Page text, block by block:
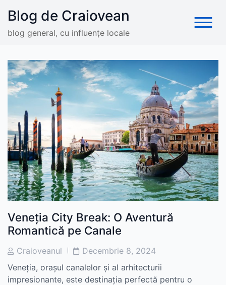
content
Blog de Craiovean
blog general, cu influențe locale
Veneția City Break: O Aventură
Romantică pe Canale
PostCraioveanul
PostDecembrie 8, 2024
Veneția, orașul canalelor și al arhitecturii
impresionante, este destinația perfectă pentru o